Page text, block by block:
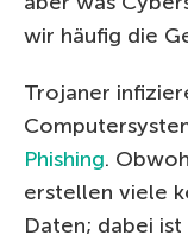
wir häufig die
Trojaner
Phishing.
erstellen viele
Daten; dabei